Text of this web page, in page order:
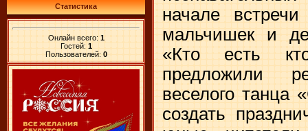
Статистика
Онлайн всего: 1
Гостей: 1
Пользователей: 0
начале
мальчишек и
«Кто есть
предложили
веселого танца
создать